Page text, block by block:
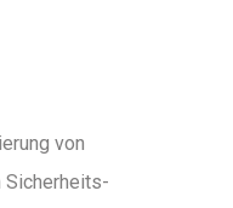
von
Sicherheits-